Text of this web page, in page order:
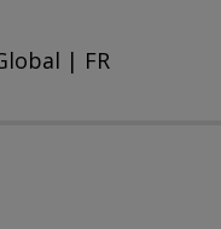
| FR